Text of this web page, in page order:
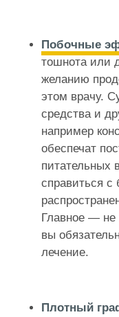
Побочные
тошнота или
желанию
этом врачу.
средства и
например
обеспечат
питательных
справиться с
Главное —
вы
лечение.
Плотный